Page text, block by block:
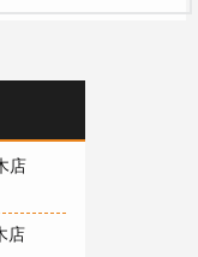
店
店